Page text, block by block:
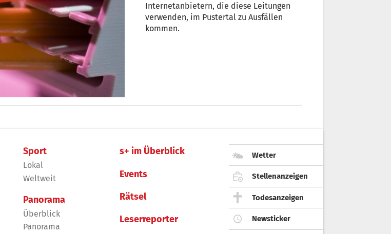
Internetanbietern, die diese Leitungen
verwenden, im Pustertal zu Ausfällen
kommen.
Sport
Lokal
Weltweit
Panorama
Überblick
Panorama
s+ im Überblick
Events
Rätsel
Leserreporter
Wetter
Stellenanzeigen
Todesanzeigen
Newsticker